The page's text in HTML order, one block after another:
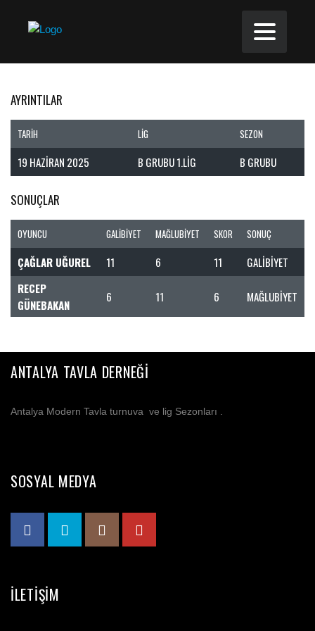
AYRINTILAR
TARIH LIG SEZON
19 HAZIRAN 2025 B GRUBU 1.LIG B GRUBU
SONUÇLAR
OYUNCU GALIBIYET MAĞLUBIYET SKOR SONUÇ
ÇAĞLAR UĞUREL 11 6 11
GALIBIYET
RECEP
GÜNEBAKAN
6 11 6 MAĞLUBIYET
ANTALYA TAVLA DERNEĞI
Antalya Modern Tavla turnuva ve lig Sezonları .
SOSYAL MEDYA
İLETIŞIM